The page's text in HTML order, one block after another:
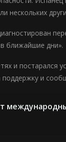
нескольких
ближайшие дни».
и постарался
и